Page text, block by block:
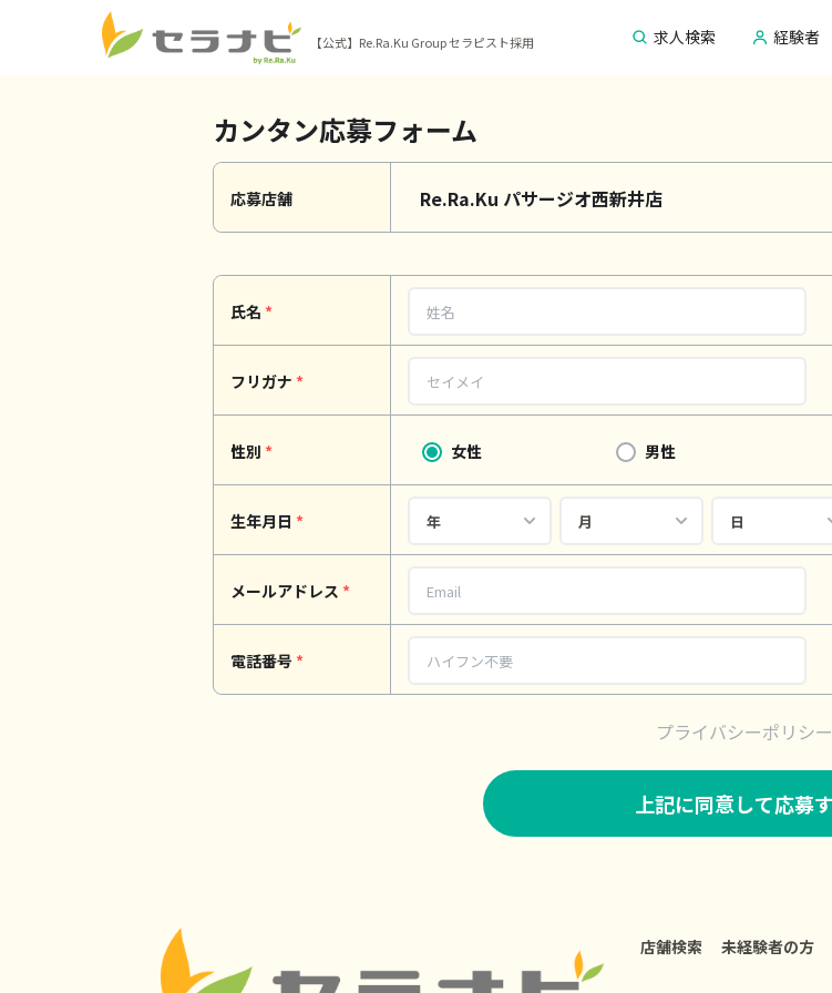
【公式】Re.Ra.Ku Group セラピスト採用 求人検索 経験者
カンタン応募フォーム
応募店舗 Re.Ra.Ku パサージオ西新井店
氏名 *
フリガナ *
性別 * 女性 男性
生年月日 *
メールアドレス *
電話番号 *
プライバシーポリシー
店舗検索 未経験者の方